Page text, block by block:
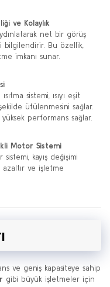
ve Kolaylık
net bir görüş
Bu özellik,
imkanı sunar.
sistemi, ısıyı eşit
ütülenmesini sağlar.
performans sağlar.
Motor Sistemi
kayış değişimi
azaltır ve işletme
ve geniş kapasiteye sahip
gibi büyük işletmeler için